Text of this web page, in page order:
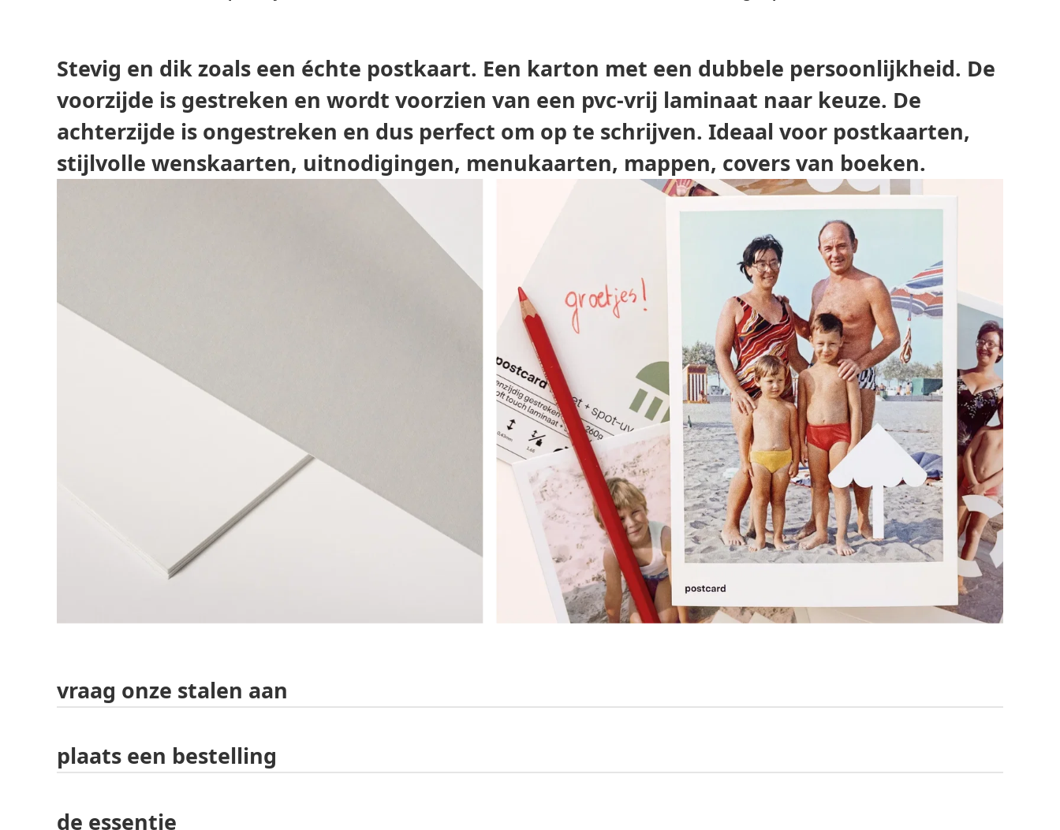
Stevig en dik zoals een échte postkaart. Een karton met een dubbele persoonlijkheid. De
voorzijde is gestreken en wordt voorzien van een pvc-vrij laminaat naar keuze. De
achterzijde is ongestreken en dus perfect om op te schrijven. Ideaal voor postkaarten,
stijlvolle wenskaarten, uitnodigingen, menukaarten, mappen, covers van boeken.
vraag onze stalen aan
plaats een bestelling
de essentie